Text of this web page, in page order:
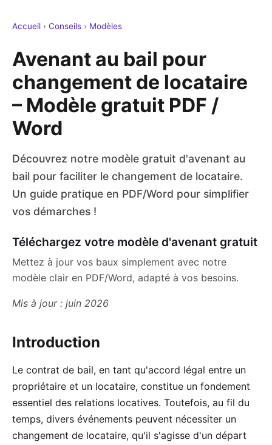
Accueil › Conseils › Modèles
Avenant au bail pour
changement de locataire
– Modèle gratuit PDF /
Word
Découvrez notre modèle gratuit d'avenant au
bail pour faciliter le changement de locataire.
Un guide pratique en PDF/Word pour simplifier
vos démarches !
Téléchargez votre modèle d'avenant gratuit
Mettez à jour vos baux simplement avec notre
modèle clair en PDF/Word, adapté à vos besoins.
Mis à jour : juin 2026
Introduction
Le contrat de bail, en tant qu'accord légal entre un
propriétaire et un locataire, constitue un fondement
essentiel des relations locatives. Toutefois, au fil du
temps, divers événements peuvent nécessiter un
changement de locataire, qu'il s'agisse d'un départ